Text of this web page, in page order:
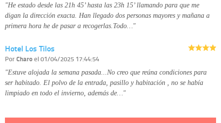
"He estado desde las 21h 45’ hasta las 23h 15’ llamando para que me
digan la dirección exacta. Han llegado dos personas mayores y mañana a
primera hora he de pasar a recogerlas.Todo…"
Hotel Los Tilos
PorCharoel 01/04/2025 17:44:54
"Estuve alojada la semana pasada...No creo que reúna condiciones para
ser habitado. El polvo de la entrada, pasillo y habitación , no se había
limpiado en todo el invierno, además de…"